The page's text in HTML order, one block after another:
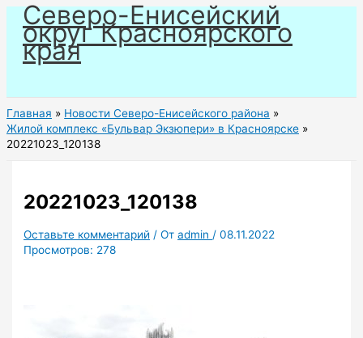
Перейти
содержимому
Северо-Енисейский
округ Красноярского
края
Главная
Новости Северо-Енисейского района
Жилой комплекс «Бульвар Экзюпери» в Красноярске
20221023_120138
20221023_120138
Оставьте комментарий / Отadmin /08.11.2022
Просмотров: 278